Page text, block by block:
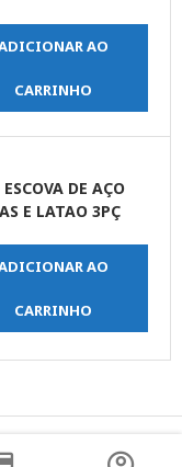
AO
CARRINHO
DE AÇO
E LATAO 3PÇ
AO
CARRINHO
os Direitos
Studio Digital.